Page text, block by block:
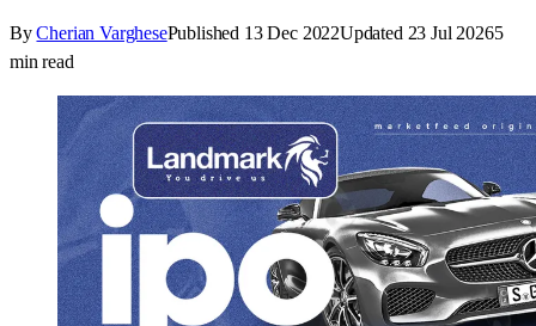
By Cherian VarghesePublished 13 Dec 2022Updated 23 Jul 20265
min read